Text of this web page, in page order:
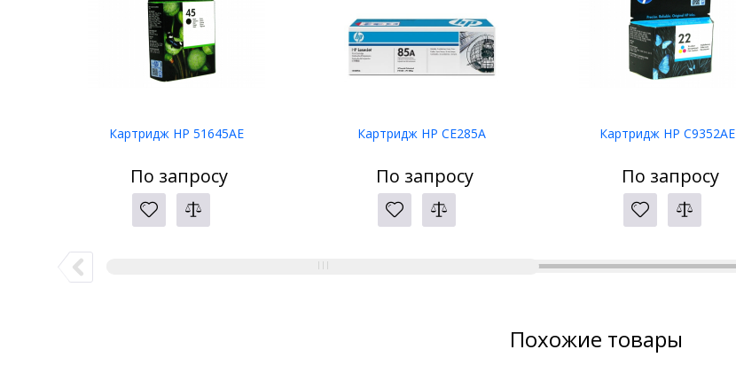
Картридж HP 51645AE
По запросу
Картридж HP CE285A
По запросу
Картридж HP C9352AE
По запросу
Похожие товары